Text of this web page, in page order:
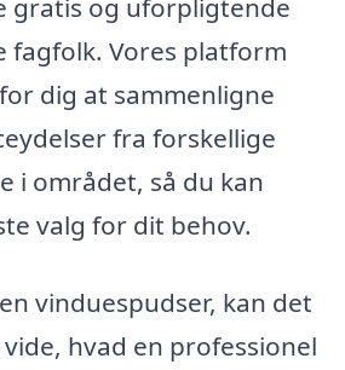
gratis og uforpligtende
fagfolk. Vores platform
dig at sammenligne
fra forskellige
i området, så du kan
valg for dit behov.
vinduespudser, kan det
hvad en professionel